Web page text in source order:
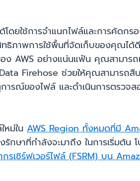
ยใช้การจำแนกไฟล์และการคัดก
สิทธิภาพการใช้พื้นที่จัดเก็บของคุณ
AWS อย่างแน่นแฟ้น คุณสามารถ
Data Firehose ช่วยให้คุณสามารถสื
ารณ์ของไฟล์ และดำเนินการตรวจส
หม่ใน AWS Region ทั้งหมดที่มี
กษาที่กำลังจะมาถึง ในการเริ่มต้น
รเซิร์ฟเวอร์ไฟล์ (FSRM) บน